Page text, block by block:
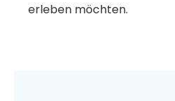
erleben möchten.